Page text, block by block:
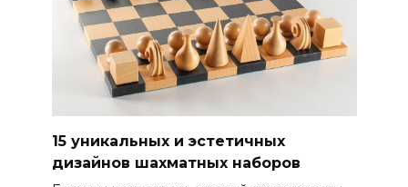
15 уникальных и эстетичных
дизайнов шахматных наборов